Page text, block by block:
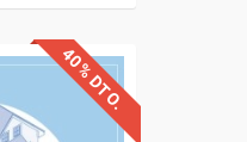
40% DTO.